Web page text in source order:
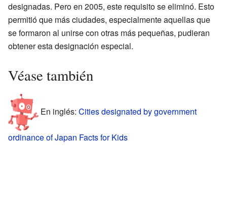
designadas. Pero en 2005, este requisito se eliminó. Esto
permitió que más ciudades, especialmente aquellas que
se formaron al unirse con otras más pequeñas, pudieran
obtener esta designación especial.
Véase también
En inglés: Cities designated by government
ordinance of Japan Facts for Kids